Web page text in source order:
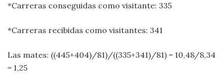
*Carreras conseguidas como visitante: 335
*Carreras recibidas como visitantes: 341
Las mates: ((445+404)/81)/((335+341)/81) = 10,48/8,34
= 1,25